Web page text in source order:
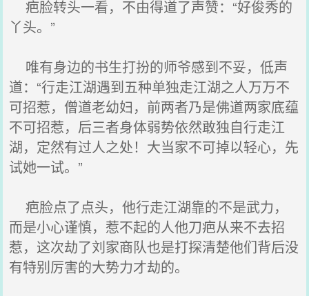
疤脸转头一看，不由得道了声赞：“好俊秀的
丫头。”
唯有身边的书生打扮的师爷感到不妥，低声
道：“行走江湖遇到五种单独走江湖之人万万不
可招惹，僧道老幼妇，前两者乃是佛道两家底蕴
不可招惹，后三者身体弱势依然敢独自行走江
湖，定然有过人之处！大当家不可掉以轻心，先
试她一试。”
疤脸点了点头，他行走江湖靠的不是武力，
而是小心谨慎，惹不起的人他刀疤从来不去招
惹，这次劫了刘家商队也是打探清楚他们背后没
有特别厉害的大势力才劫的。